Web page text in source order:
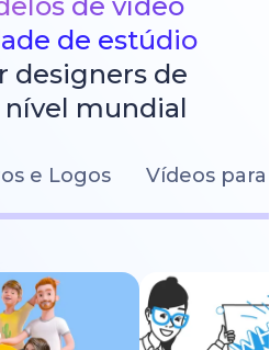
de estúdio
designers de
mundial
e Logos Vídeos para